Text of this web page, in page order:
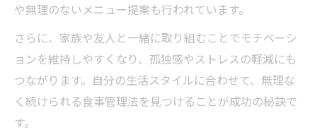
や無理のないメニュー提案も行われています。
さらに、家族や友人と一緒に取り組むことでモチベーシ
ョンを維持しやすくなり、孤独感やストレスの軽減にも
つながります。自分の生活スタイルに合わせて、無理な
く続けられる食事管理法を見つけることが成功の秘訣で
す。